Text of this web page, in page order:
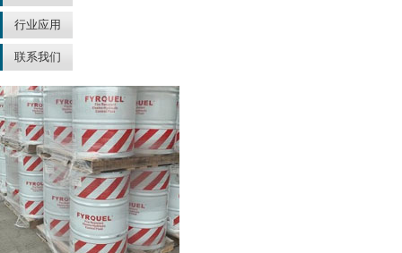
行业应用
联系我们